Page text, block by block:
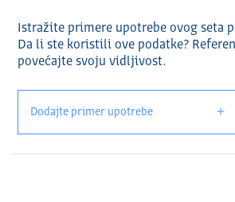
Istražite primere upotrebe ovog seta
Da li ste koristili ove podatke?
povećajte svoju vidlјivost.
Dodajte primer upotrebe